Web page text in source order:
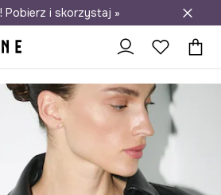
dostawa do salonów
Pobierz i skorzystaj »